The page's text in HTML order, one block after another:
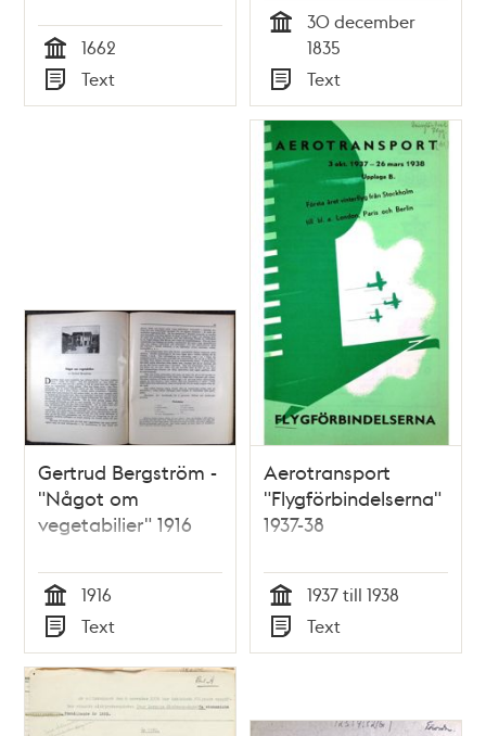
Tid
1662
Typ
Text
30 december
1835
Typ
Text
Gertrud Bergström -
"Något om
vegetabilier" 1916
Tid
1916
Typ
Text
Aerotransport
"Flygförbindelserna"
1937-38
Tid
1937 till 1938
Typ
Text